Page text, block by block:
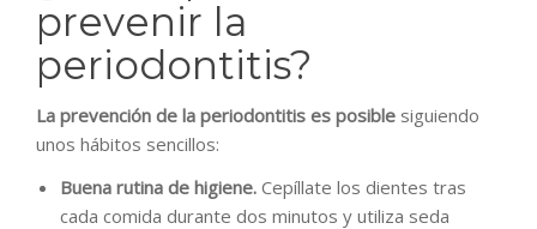
prevenir la
periodontitis?
La prevención de la periodontitis es posible siguiendo
unos hábitos sencillos:
Buena rutina de higiene. Cepíllate los dientes tras
cada comida durante dos minutos y utiliza seda